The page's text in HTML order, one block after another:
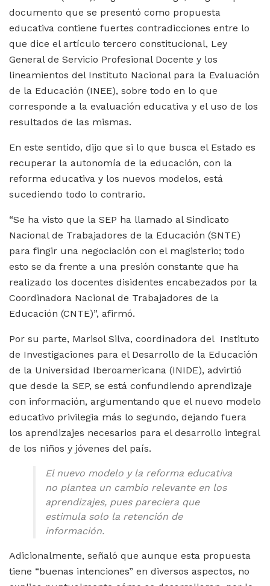
documento que se presentó como propuesta
educativa contiene fuertes contradicciones entre lo
que dice el artículo tercero constitucional, Ley
General de Servicio Profesional Docente y los
lineamientos del Instituto Nacional para la Evaluación
de la Educación (INEE), sobre todo en lo que
corresponde a la evaluación educativa y el uso de los
resultados de las mismas.
En este sentido, dijo que si lo que busca el Estado es
recuperar la autonomía de la educación, con la
reforma educativa y los nuevos modelos, está
sucediendo todo lo contrario.
“Se ha visto que la SEP ha llamado al Sindicato
Nacional de Trabajadores de la Educación (SNTE)
para fingir una negociación con el magisterio; todo
esto se da frente a una presión constante que ha
realizado los docentes disidentes encabezados por la
Coordinadora Nacional de Trabajadores de la
Educación (CNTE)”, afirmó.
Por su parte, Marisol Silva, coordinadora del Instituto
de Investigaciones para el Desarrollo de la Educación
de la Universidad Iberoamericana (INIDE), advirtió
que desde la SEP, se está confundiendo aprendizaje
con información, argumentando que el nuevo modelo
educativo privilegia más lo segundo, dejando fuera
los aprendizajes necesarios para el desarrollo integral
de los niños y jóvenes del país.
El nuevo modelo y la reforma educativa
no plantea un cambio relevante en los
aprendizajes, pues pareciera que
estimula solo la retención de
información.
Adicionalmente, señaló que aunque esta propuesta
tiene “buenas intenciones” en diversos aspectos, no